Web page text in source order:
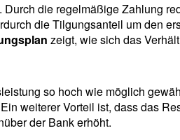
die regelmäßige Zahlung
die Tilgungsanteil um den
zeigt, wie sich das
so hoch wie möglich
weiterer Vorteil ist, dass das
der Bank erhöht.